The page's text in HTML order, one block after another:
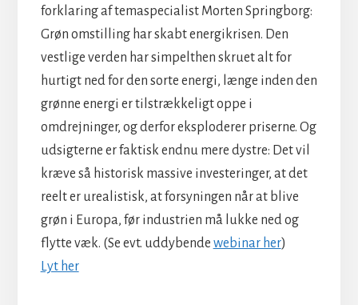
forklaring af temaspecialist Morten Springborg:
Grøn omstilling har skabt energikrisen. Den
vestlige verden har simpelthen skruet alt for
hurtigt ned for den sorte energi, længe inden den
grønne energi er tilstrækkeligt oppe i
omdrejninger, og derfor eksploderer priserne. Og
udsigterne er faktisk endnu mere dystre: Det vil
kræve så historisk massive investeringer, at det
reelt er urealistisk, at forsyningen når at blive
grøn i Europa, før industrien må lukke ned og
flytte væk. (Se evt. uddybende webinar her)
Lyt her